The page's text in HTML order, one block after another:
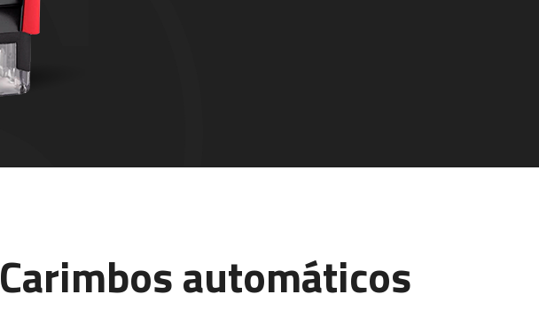
Carimbos automáticos